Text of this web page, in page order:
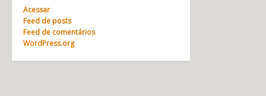
Acessar
Feed de posts
Feed de comentários
WordPress.org